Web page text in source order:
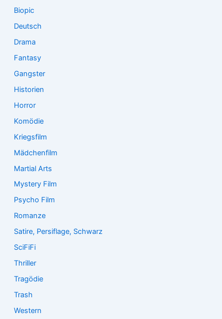
Biopic
Deutsch
Drama
Fantasy
Gangster
Historien
Horror
Komödie
Kriegsfilm
Mädchenfilm
Martial Arts
Mystery Film
Psycho Film
Romanze
Satire, Persiflage, Schwarz
SciFiFi
Thriller
Tragödie
Trash
Western